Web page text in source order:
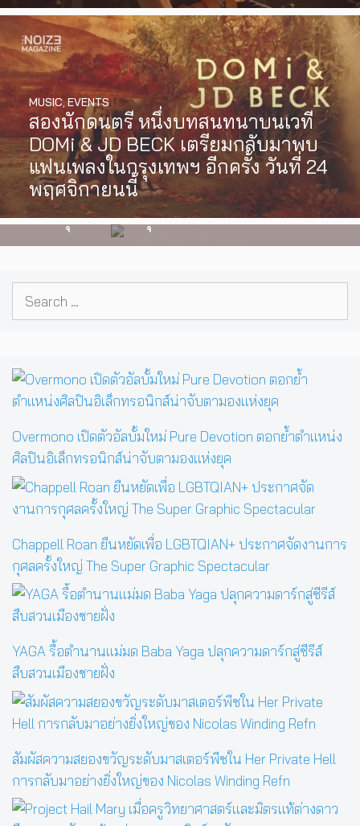
สองนักดนตรี หนึ่งบทสนทนาบนเวที
DOMi & JD BECK เตรียมกลับมาพบ
แฟนเพลงในกรุงเทพฯ อีกครั้ง วันที่ 24
พฤศจิกายนนี้
MUSIC,EVENTS
PREP คัมแบ็กเอเชีย! ประกาศเอเชีย
ทัวร์ปี 2026 ต้อนรับ EP ใหม่ ‘One
Day In The Sun’ พร้อมโชว์สุดพิเศษ
ในกรุงเทพ 17 ตุลาคม 2026 นี้
MUSIC ,EVENTS
Search
Overmono เปิดตัวอัลบั้มใหม่ Pure Devotion ตอกย้ำตำแหน่ง
ศิลปินอิเล็กทรอนิกส์น่าจับตามองแห่งยุค
Chappell Roan ยืนหยัดเพื่อ LGBTQIAN+ ประกาศจัดงานการ
กุศลครั้งใหญ่ The Super Graphic Spectacular
YAGA รื้อตำนานแม่มด Baba Yaga ปลุกความดาร์กสู่ซีรีส์
สืบสวนเมืองชายฝั่ง
สัมผัสความสยองขวัญระดับมาสเตอร์พีซใน Her Private Hell
การกลับมาอย่างยิ่งใหญ่ของ Nicolas Winding Refn